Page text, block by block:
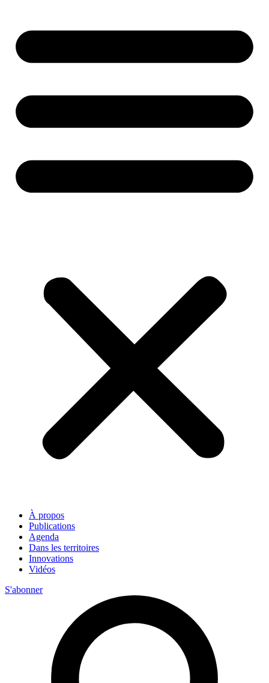
À propos
Publications
Agenda
Dans les territoires
Innovations
Vidéos
S'abonner